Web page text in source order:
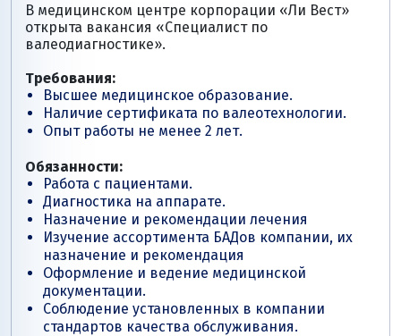
В медицинском центре корпорации «Ли Вест»
открыта вакансия «Специалист по
валеодиагностике».
Требования:
Высшее медицинское образование.
Наличие сертификата по валеотехнологии.
Опыт работы не менее 2 лет.
Обязанности:
Работа с пациентами.
Диагностика на аппарате.
Назначение и рекомендации лечения
Изучение ассортимента БАДов компании, их
назначение и рекомендация
Оформление и ведение медицинской
документации.
Соблюдение установленных в компании
стандартов качества обслуживания.